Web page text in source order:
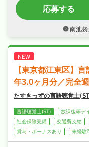
当
の
・
期休
社
きる
応募する
南池
【東京都江東区】
年3.0ヶ月分／完全
たすきっずの言語聴覚士
言語聴覚士(ST) 放課後等デ
社会保険完備
交通費支給
賞与・ボーナスあり
未経験